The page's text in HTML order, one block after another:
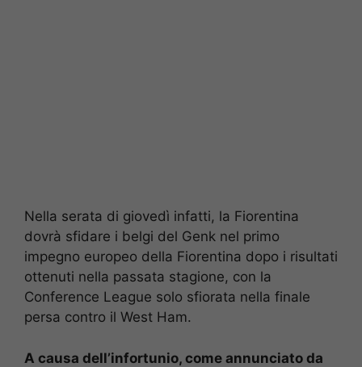
Nella serata di giovedì infatti, la Fiorentina
dovrà sfidare i belgi del Genk nel primo
impegno europeo della Fiorentina dopo i risultati
ottenuti nella passata stagione, con la
Conference League solo sfiorata nella finale
persa contro il West Ham.
A causa dell’infortunio, come annunciato da